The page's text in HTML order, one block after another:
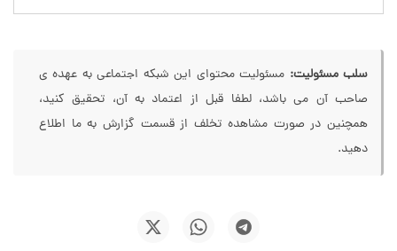
سلب مسئولیت: مسئولیت محتوای این شبکه اجتماعی به عهده ی
صاحب آن می باشد، لطفا قبل از اعتماد به آن، تحقیق کنید،
همچنین در صورت مشاهده تخلف از قسمت گزارش به ما اطلاع
دهید.